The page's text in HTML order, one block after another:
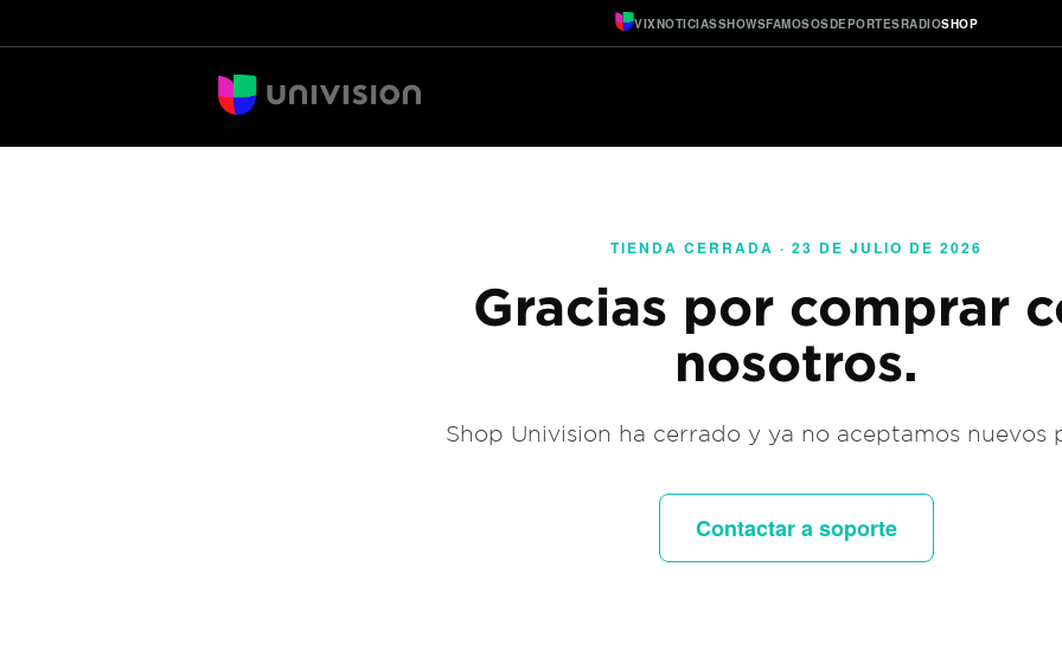
VIXNOTICIASSHOWSFAMOSOSDEPORTESRADIOSHOP
TIENDA CERRADA · 23 DE JULIO DE 2026
Gracias por comprar
nosotros.
Shop Univision ha cerrado y ya no aceptamos nuevos
Contactar a soporte